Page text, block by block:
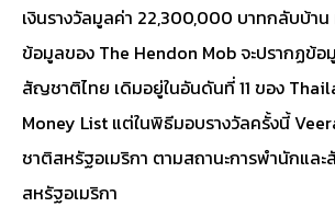
เงินรางวัลมูลค่า 22,300,000 บาทกลับบ้า
ข้อมูลของ The Hendon Mob จะปรากฏข้อ
สัญชาติไทย เดิมอยู่ในอันดันที่ 11 ของ
Money List แต่ในพิธีมอบรางวัลครั้งนี้
ชาติสหรัฐอเมริกา ตามสถานะการพำนักแล
สหรัฐอเมริกา